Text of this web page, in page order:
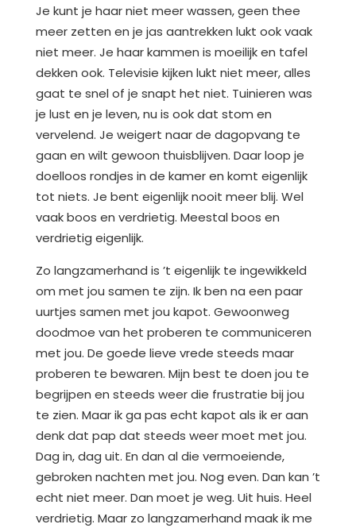
Je kunt je haar niet meer wassen, geen thee
meer zetten en je jas aantrekken lukt ook vaak
niet meer. Je haar kammen is moeilijk en tafel
dekken ook. Televisie kijken lukt niet meer, alles
gaat te snel of je snapt het niet. Tuinieren was
je lust en je leven, nu is ook dat stom en
vervelend. Je weigert naar de dagopvang te
gaan en wilt gewoon thuisblijven. Daar loop je
doelloos rondjes in de kamer en komt eigenlijk
tot niets. Je bent eigenlijk nooit meer blij. Wel
vaak boos en verdrietig. Meestal boos en
verdrietig eigenlijk.
Zo langzamerhand is ’t eigenlijk te ingewikkeld
om met jou samen te zijn. Ik ben na een paar
uurtjes samen met jou kapot. Gewoonweg
doodmoe van het proberen te communiceren
met jou. De goede lieve vrede steeds maar
proberen te bewaren. Mijn best te doen jou te
begrijpen en steeds weer die frustratie bij jou
te zien. Maar ik ga pas echt kapot als ik er aan
denk dat pap dat steeds weer moet met jou.
Dag in, dag uit. En dan al die vermoeiende,
gebroken nachten met jou. Nog even. Dan kan ’t
echt niet meer. Dan moet je weg. Uit huis. Heel
verdrietig. Maar zo langzamerhand maak ik me